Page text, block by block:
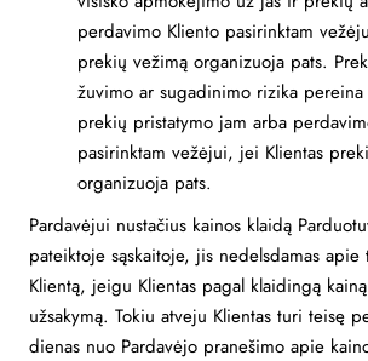
perdavimo Kliento pasirinktam
prekių vežimą organizuoja pats.
žuvimo ar sugadinimo rizika
prekių pristatymo jam arba
pasirinktam vežėjui, jei Klientas
organizuoja pats.
Pardavėjui nustačius kainos klaidą
pateiktoje sąskaitoje, jis nedelsdamas
Klientą, jeigu Klientas pagal klaidingą
užsakymą. Tokiu atveju Klientas turi teisę
dienas nuo Pardavėjo pranešimo apie